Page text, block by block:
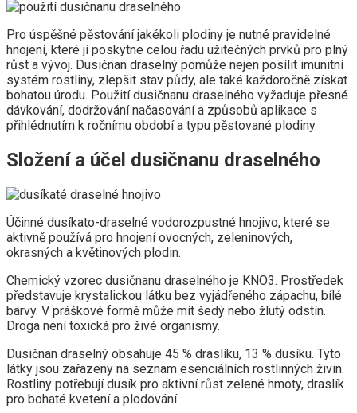
Pro úspěšné pěstování jakékoli plodiny je nutné pravidelné
hnojení, které jí poskytne celou řadu užitečných prvků pro plný
růst a vývoj. Dusičnan draselný pomůže nejen posílit imunitní
systém rostliny, zlepšit stav půdy, ale také každoročně získat
bohatou úrodu. Použití dusičnanu draselného vyžaduje přesné
dávkování, dodržování načasování a způsobů aplikace s
přihlédnutím k ročnímu období a typu pěstované plodiny.
Složení a účel dusičnanu draselného
Účinné dusíkato-draselné vodorozpustné hnojivo, které se
aktivně používá pro hnojení ovocných, zeleninových,
okrasných a květinových plodin.
Chemický vzorec dusičnanu draselného je KNO3. Prostředek
představuje krystalickou látku bez vyjádřeného zápachu, bílé
barvy. V práškové formě může mít šedý nebo žlutý odstín.
Droga není toxická pro živé organismy.
Dusičnan draselný obsahuje 45 % draslíku, 13 % dusíku. Tyto
látky jsou zařazeny na seznam esenciálních rostlinných živin.
Rostliny potřebují dusík pro aktivní růst zelené hmoty, draslík
pro bohaté kvetení a plodování.